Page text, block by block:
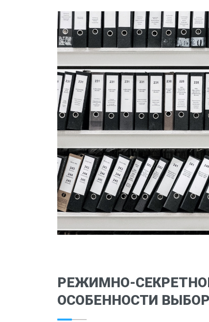
РЕЖИМНО-
ОСОБЕННОСТИ
Владимир
Волгоград
Воронеж
Е
Екатеринбург
Курск
Л
Липецк